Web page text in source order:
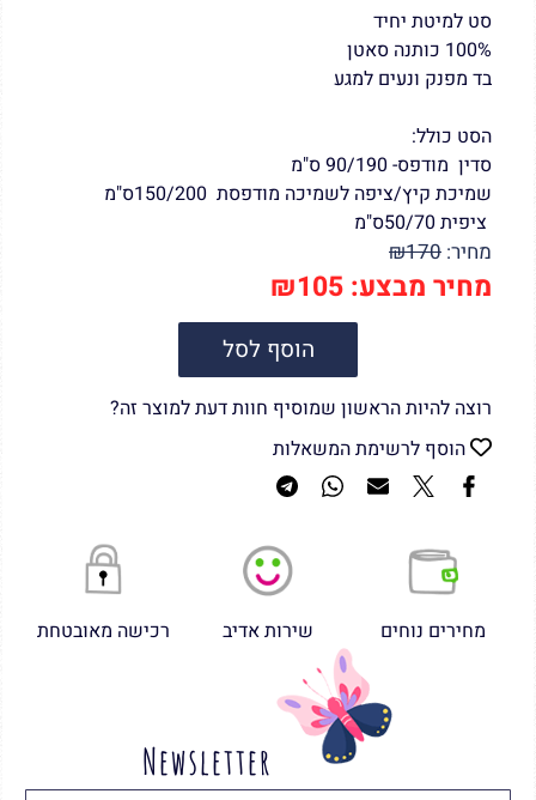
סט למיטת יחיד
100% כותנה סאטן
בד מפנק ונעים למגע
הסט כולל:
סדין מודפס- 90/190 ס"מ
שמיכת קיץ/ציפה לשמיכה מודפסת 150/200ס"מ
ציפית 50/70ס"מ
מחיר: ₪170
מחיר מבצע: ₪105
הוסף לסל
רוצה להיות הראשון שמוסיף חוות דעת למוצר זה?
הוסף לרשימת המשאלות
מחירים נוחים שירות אדיב רכישה מאובטחת
Newsletter